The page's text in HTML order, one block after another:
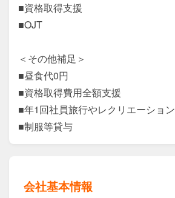
■資格取得支援
■OJT
＜その他補足＞
■昼食代0円
■資格取得費用全額支援
■年1回社員旅行やレクリエーション
■制服等貸与
会社基本情報